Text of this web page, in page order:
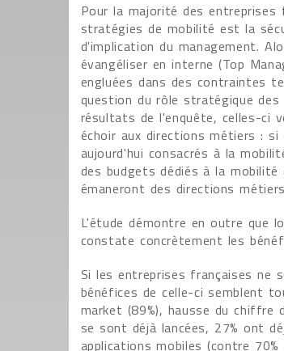
Pour la majorité des entreprises
stratégies de mobilité est la
d'implication du management.
évangéliser en interne (Top
engluées dans des contraintes
question du rôle stratégique
résultats de l'enquête, celles-ci
échoir aux directions métiers :
aujourd'hui consacrés à la
des budgets dédiés à la
émaneront des directions
L'étude démontre en outre que
constate concrètement les
Si les entreprises françaises ne
bénéfices de celle-ci semblent
market (89%), hausse du chiffre
se sont déjà lancées, 27% ont
applications mobiles (contre